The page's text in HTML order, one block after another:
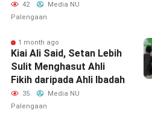
42
Media NU
Palengaan
1 month ago
Kiai Ali Said, Setan Lebih
Sulit Menghasut Ahli
Fikih daripada Ahli Ibadah
35
Media NU
Palengaan